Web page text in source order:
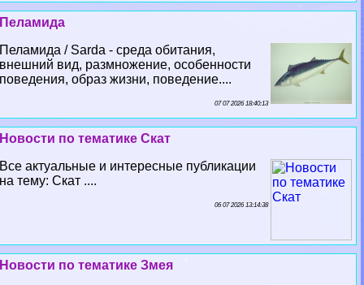
Пеламида
Пеламида / Sarda - среда обитания,
внешний вид, размножение, особенности
поведения, образ жизни, поведение....
07 07 2026 18:40:13
Новости по тематике Скат
Все актуальные и интересные публикации
на тему: Скат ....
06 07 2026 13:14:38
Новости по тематике Змея